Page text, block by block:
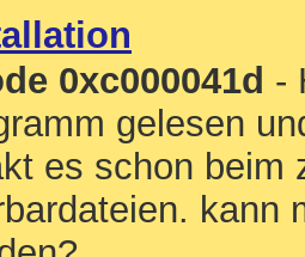
0xc000041d -
gelesen
es schon beim
kann